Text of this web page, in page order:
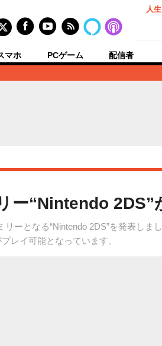
人
マホ PCゲーム 配信者
ー“Nintendo 2DS”
ーとなる“Nintendo 2DS”を発表し
レイ可能となっています。